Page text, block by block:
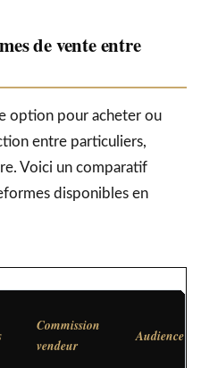
de vente entre
option pour acheter ou
entre particuliers,
Voici un comparatif
disponibles en
Commission
vendeur
Audience